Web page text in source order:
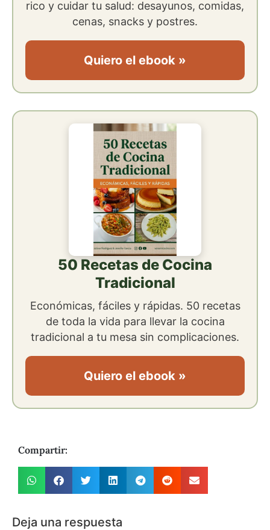
rico y cuidar tu salud: desayunos, comidas,
cenas, snacks y postres.
Quiero el ebook »
50 Recetas de Cocina
Tradicional
Económicas, fáciles y rápidas. 50 recetas
de toda la vida para llevar la cocina
tradicional a tu mesa sin complicaciones.
Quiero el ebook »
Compartir:
Deja una respuesta